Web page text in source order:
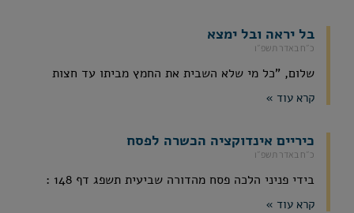
בל יראה ובל ימצא
כ״ח באדר תשפ״ו
שלום, "כל מי שלא השבית את החמץ מביתו עד חצות
קרא עוד »
כיריים אינדוקציה הכשרה לפסח
כ״ח באדר תשפ״ו
בידי פניני הלכה פסח מהדורה שביעית תשפג דף 148 :
קרא עוד »